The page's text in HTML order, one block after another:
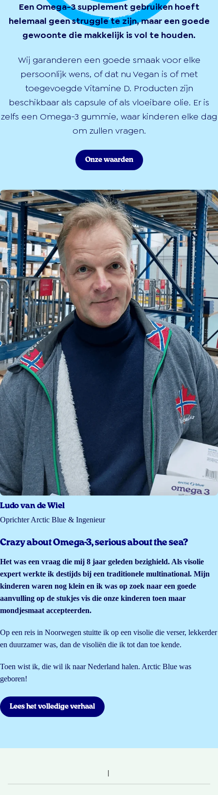
Een Omega-3 supplement gebruiken hoeft
helemaal geen struggle te zijn, maar een goede
gewoonte die makkelijk is vol te houden.
Wij garanderen een goede smaak voor elke
persoonlijk wens, of dat nu Vegan is of met
toegevoegde Vitamine D. Producten zijn
beschikbaar als capsule of als vloeibare olie. Er is
zelfs een Omega-3 gummie, waar kinderen elke dag
om zullen vragen.
Onze waarden
Ludo van de Wiel
Oprichter Arctic Blue & Ingenieur
Crazy about Omega-3, serious about the sea?
Het was een vraag die mij 8 jaar geleden bezighield. Als visolie
expert werkte ik destijds bij een traditionele multinational. Mijn
kinderen waren nog klein en ik was op zoek naar een goede
aanvulling op de stukjes vis die onze kinderen toen maar
mondjesmaat accepteerden.
Op een reis in Noorwegen stuitte ik op een visolie die verser, lekkerder
en duurzamer was, dan de visoliën die ik tot dan toe kende.
Toen wist ik, die wil ik naar Nederland halen. Arctic Blue was
geboren!
Lees het volledige verhaal